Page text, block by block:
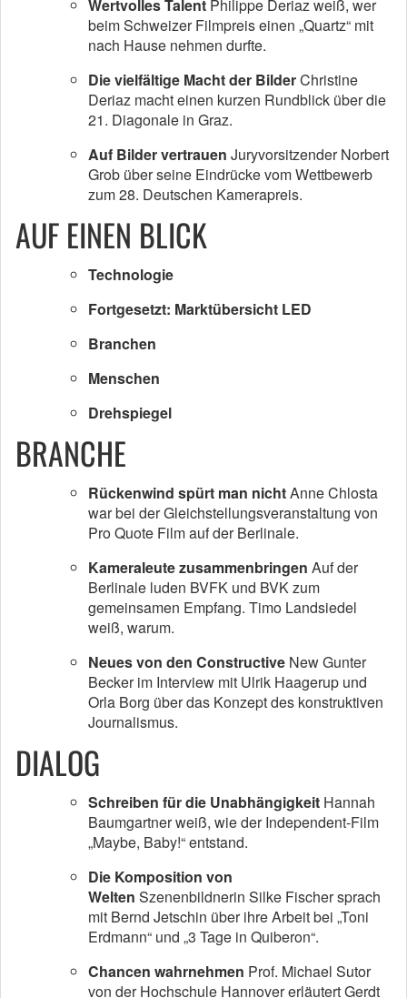
Wertvolles Talent Philippe Deriaz weiß, wer
beim Schweizer Filmpreis einen „Quartz“ mit
nach Hause nehmen durfte.
Die vielfältige Macht der BilderChristine
Deriaz macht einen kurzen Rundblick über die
21. Diagonale in Graz.
Auf Bilder vertrauen Juryvorsitzender Norbert
Grob über seine Eindrücke vom Wettbewerb
zum 28. Deutschen Kamerapreis.
AUF EINEN BLICK
Technologie
Fortgesetzt: Marktübersicht LED
Branchen
Menschen
Drehspiegel
BRANCHE
Rückenwind spürt man nichtAnne Chlosta
war bei der Gleichstellungsveranstaltung von
Pro Quote Film auf der Berlinale.
Kameraleute zusammenbringen Auf der
Berlinale luden BVFK und BVK zum
gemeinsamen Empfang. Timo Landsiedel
weiß, warum.
Neues von den Constructive New Gunter
Becker im Interview mit Ulrik Haagerup und
Orla Borg über das Konzept des konstruktiven
Journalismus.
DIALOG
Schreiben für die Unabhängigkeit Hannah
Baumgartner weiß, wie der Independent-Film
„Maybe, Baby!“ entstand.
Die Komposition von
Welten Szenenbildnerin Silke Fischer sprach
mit Bernd Jetschin über ihre Arbeit bei „Toni
Erdmann“ und „3 Tage in Quiberon“.
Chancen wahrnehmen Prof. Michael Sutor
von der Hochschule Hannover erläutert Gerdt